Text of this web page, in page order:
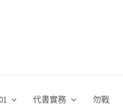
代書實務 勿戰